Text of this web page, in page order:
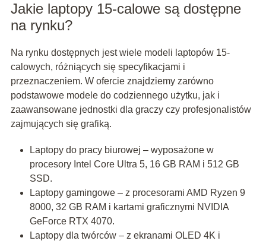
Jakie laptopy 15-calowe są dostępne
na rynku?
Na rynku dostępnych jest wiele modeli laptopów 15-
calowych, różniących się specyfikacjami i
przeznaczeniem. W ofercie znajdziemy zarówno
podstawowe modele do codziennego użytku, jak i
zaawansowane jednostki dla graczy czy profesjonalistów
zajmujących się grafiką.
Laptopy do pracy biurowej – wyposażone w
procesory Intel Core Ultra 5, 16 GB RAM i 512 GB
SSD.
Laptopy gamingowe – z procesorami AMD Ryzen 9
8000, 32 GB RAM i kartami graficznymi NVIDIA
GeForce RTX 4070.
Laptopy dla twórców – z ekranami OLED 4K i